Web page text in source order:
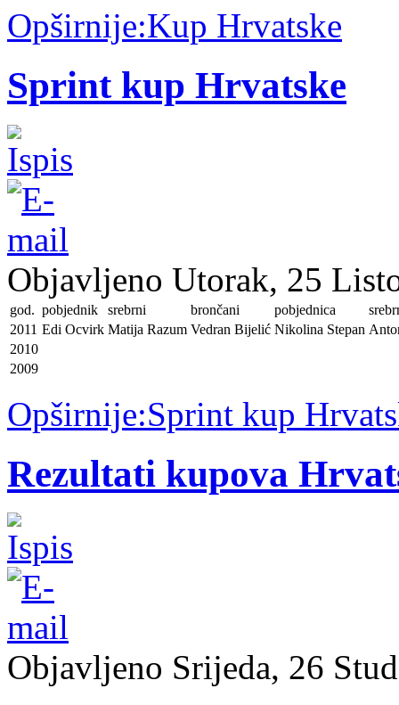
Opširnije:Kup Hrvatske
Sprint kup Hrvatske
Objavljeno Utorak, 25
god. pobjednik srebrni brončani pobjednica
2011 Edi Ocvirk Matija Razum Vedran Bijelić Nikolina Stepan
2010
2009
Opširnije:Sprint kup
Rezultati kupova
Objavljeno Srijeda, 26